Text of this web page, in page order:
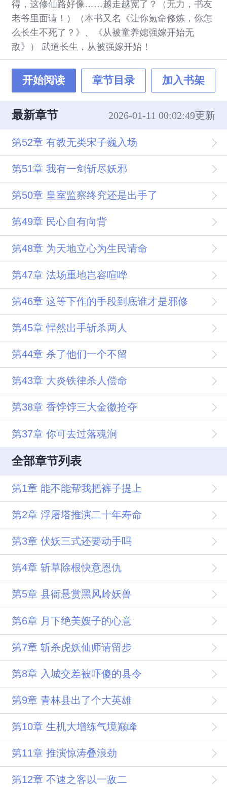
得，这修仙路好像……越走越宽了？（无力，书友
老爷里面请！）（本书又名《让你氪命修炼，你怎
么长生不死了？》、《从被童养媳强嫁开始无
敌》） 武道长生，从被强嫁开始！
开始阅读 章节目录 加入书架
最新章节 2026-01-11 00:02:49更新
第52章 有教无类宋子巍入场
第51章 我有一剑斩尽妖邪
第50章 皇室监察终究还是出手了
第49章 民心自有向背
第48章 为天地立心为生民请命
第47章 法场重地岂容喧哗
第46章 这等下作的手段到底谁才是邪修
第45章 悍然出手斩杀两人
第44章 杀了他们一个不留
第43章 大炎铁律杀人偿命
第38章 香饽饽三大金徽抢夺
第37章 你可去过落魂涧
全部章节列表
第1章 能不能帮我把裤子提上
第2章 浮屠塔推演二十年寿命
第3章 伏妖三式还要动手吗
第4章 斩草除根快意恩仇
第5章 县衙悬赏黑风岭妖兽
第6章 月下绝美嫂子的心意
第7章 斩杀虎妖仙师请留步
第8章 入城交差被吓傻的县令
第9章 青林县出了个大英雄
第10章 生机大增练气境巅峰
第11章 推演惊涛叠浪劲
第12章 不速之客以一敌二